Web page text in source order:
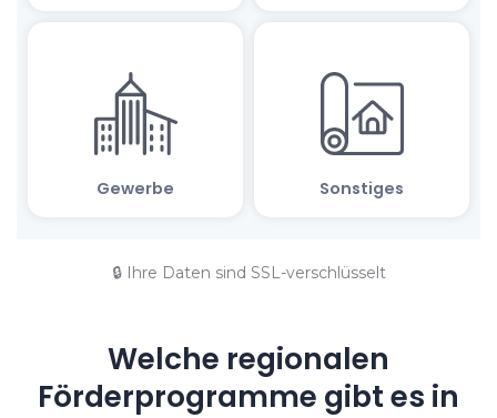
🔒 Ihre Daten sind SSL-verschlüsselt
Welche regionalen
Förderprogramme gibt es in